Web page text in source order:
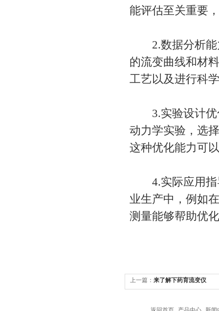
能评估至关重要
2.数据分析能
的流变曲线和材
工艺以及进行科
3.实验设计优
动力学实验，选
这种优化能力可
4.实际应用指
业生产中，例如
测量能够帮助优
上一篇： 来了解下药育流变仪